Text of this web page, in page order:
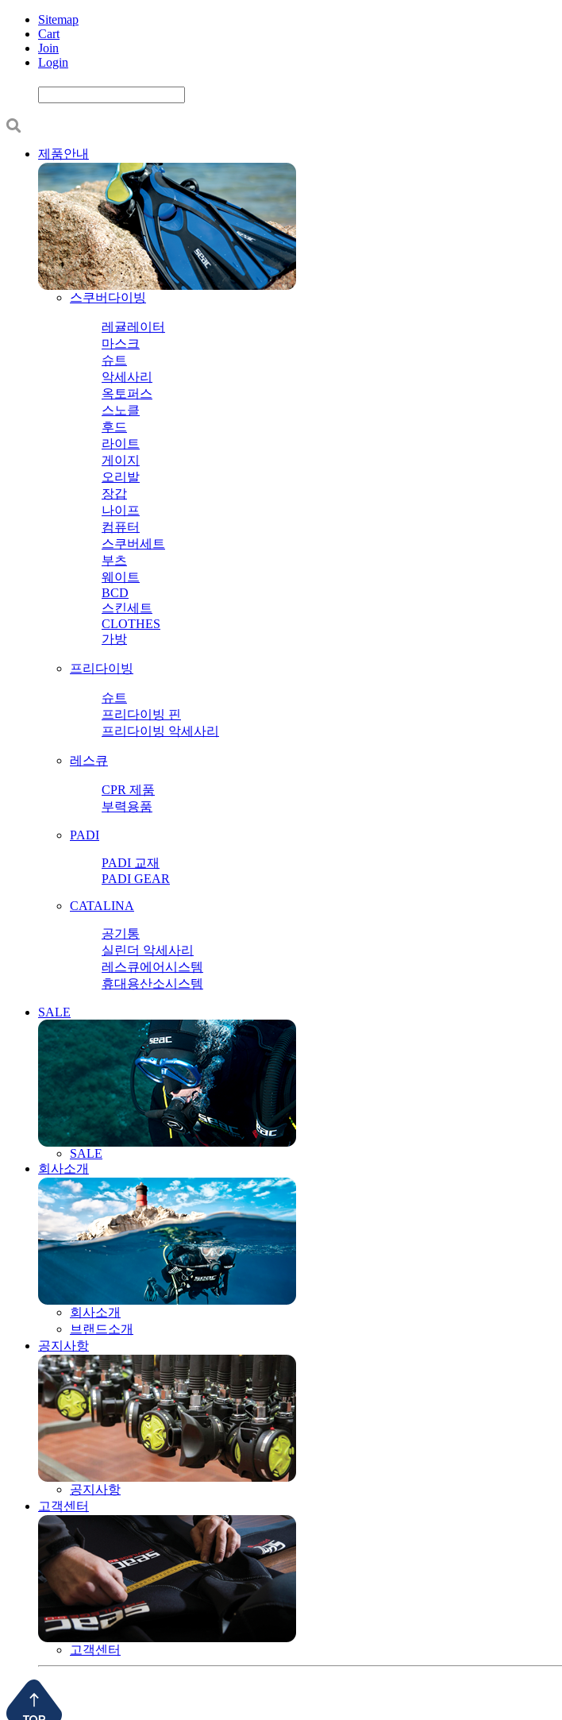
Sitemap
Cart
Join
Login
제품안내
스쿠버다이빙
레귤레이터
마스크
슈트
악세사리
옥토퍼스
스노클
후드
라이트
게이지
오리발
장갑
나이프
컴퓨터
스쿠버세트
부츠
웨이트
BCD
스킨세트
CLOTHES
가방
프리다이빙
슈트
프리다이빙 핀
프리다이빙 악세사리
레스큐
CPR 제품
부력용품
PADI
PADI 교재
PADI GEAR
CATALINA
공기통
실린더 악세사리
레스큐에어시스템
휴대용산소시스템
SALE
SALE
회사소개
회사소개
브랜드소개
공지사항
공지사항
고객센터
고객센터